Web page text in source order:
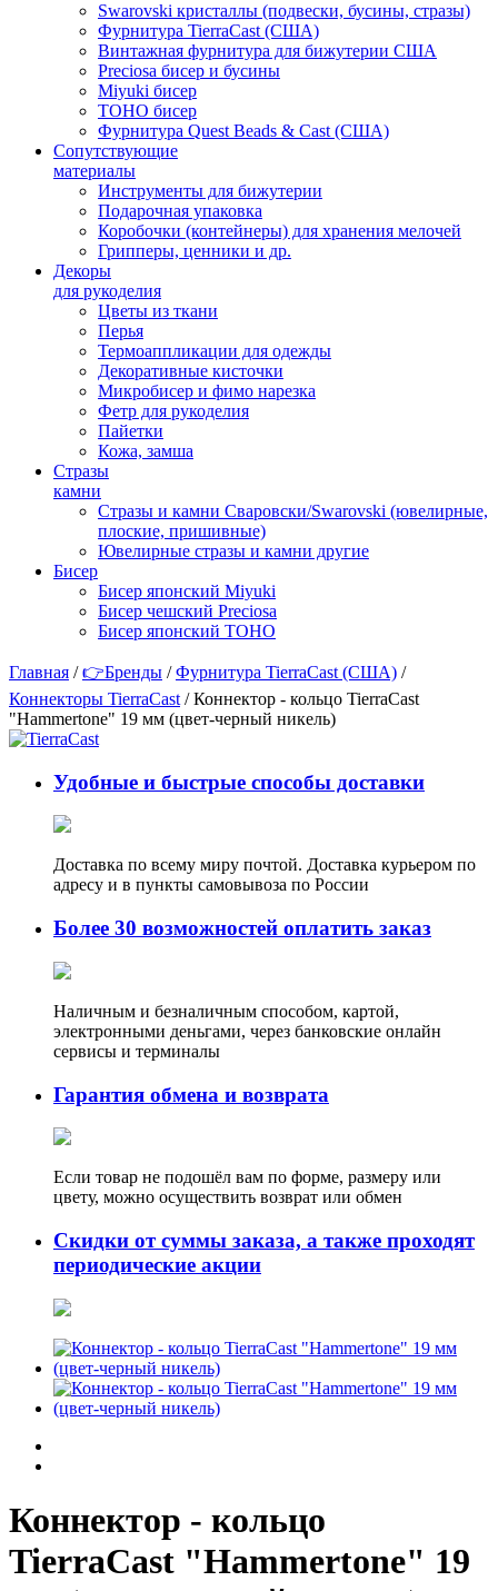
Swarovski кристаллы (подвески, бусины, стразы)
Фурнитура TierraCast (США)
Винтажная фурнитура для бижутерии США
Preciosa бисер и бусины
Miyuki бисер
TOHO бисер
Фурнитура Quest Beads & Cast (США)
Сопутствующие
материалы
Инструменты для бижутерии
Подарочная упаковка
Коробочки (контейнеры) для хранения мелочей
Грипперы, ценники и др.
Декоры
для рукоделия
Цветы из ткани
Перья
Термоаппликации для одежды
Декоративные кисточки
Микробисер и фимо нарезка
Фетр для рукоделия
Пайетки
Кожа, замша
Стразы
камни
Стразы и камни Сваровски/Swarovski (ювелирные,
плоские, пришивные)
Ювелирные стразы и камни другие
Бисер
Бисер японский Miyuki
Бисер чешский Preciosa
Бисер японский TOHO
Главная /👉Бренды /Фурнитура TierraCast (США) /
Коннекторы TierraCast / Коннектор - кольцо TierraCast
"Hammertone" 19 мм (цвет-черный никель)
Удобные и быстрые способы доставки
Доставка по всему миру почтой. Доставка курьером по
адресу и в пункты самовывоза по России
Более 30 возможностей оплатить заказ
Наличным и безналичным способом, картой,
электронными деньгами, через банковские онлайн
сервисы и терминалы
Гарантия обмена и возврата
Если товар не подошёл вам по форме, размеру или
цвету, можно осуществить возврат или обмен
Скидки от суммы заказа, а также проходят
периодические акции
Коннектор - кольцо
TierraCast "Hammertone" 19